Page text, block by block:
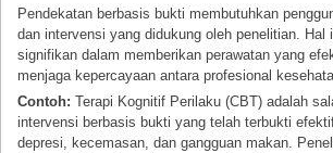
Pendekatan berbasis bukti membutuhkan
dan intervensi yang didukung oleh penelitian. Hal
signifikan dalam memberikan perawatan yang
menjaga kepercayaan antara profesional
Contoh: Terapi Kognitif Perilaku (CBT) adalah
intervensi berbasis bukti yang telah terbukti
depresi, kecemasan, dan gangguan makan.